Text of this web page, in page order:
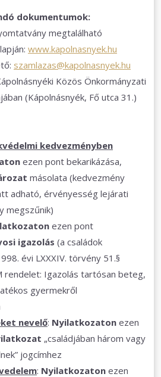
dokumentumok:
megtalálható
www.kapolnasnyek.hu
szamlazas@kapolnasnyek.hu
Közös Önkormányzati
(Kápolnásnyék, Fő utca 31.)
kedvezményben
ezen pont bekarikázása,
másolata (kedvezmény
adható, érvényesség lejárati
megszűnik)
ezen pont
igazolás (a családok
évi LXXXIV. törvény 51.§
rendelet: Igazolás tartósan beteg,
gyermekről
nevelő: Nyilatkozaton ezen
„családjában három vagy
jogcímhez
: Nyilatkozaton ezen